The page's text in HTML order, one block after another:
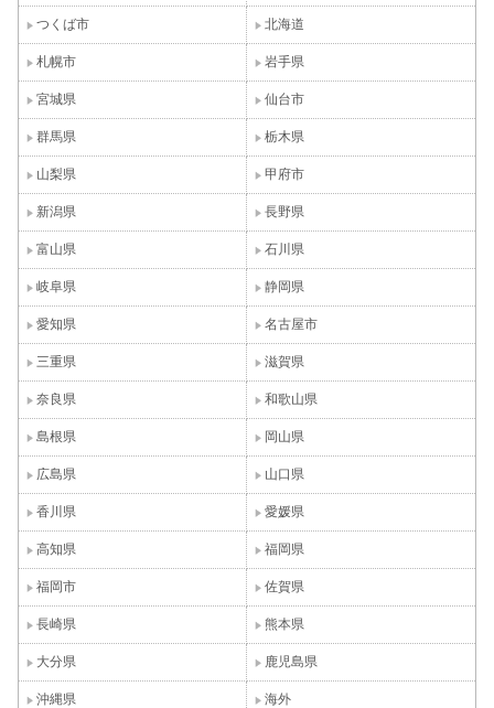
つくば市 北海道
札幌市 岩手県
宮城県 仙台市
群馬県 栃木県
山梨県 甲府市
新潟県 長野県
富山県 石川県
岐阜県 静岡県
愛知県 名古屋市
三重県 滋賀県
奈良県 和歌山県
島根県 岡山県
広島県 山口県
香川県 愛媛県
高知県 福岡県
福岡市 佐賀県
長崎県 熊本県
大分県 鹿児島県
沖縄県 海外